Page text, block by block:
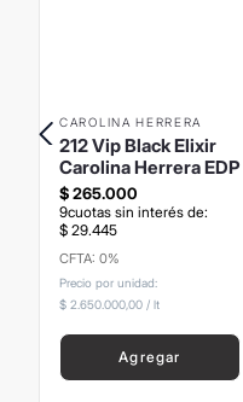
CAROLINA HERRERA
212 Vip Black Elixir
Carolina Herrera EDP
$265.000
9 cuotas sin interés de:
$ 29. 445
CFTA: 0%
Precio sin Impuestos
Nacionales:$ 219 .008
Precio por unidad:
$ 2.650.000,00/lt